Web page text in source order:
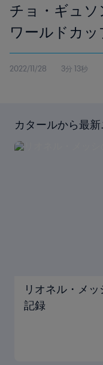
チョ・ギュ
ワールドカ
2022/11/28 3分 13秒
カタールから最
リオネル・メ
記録